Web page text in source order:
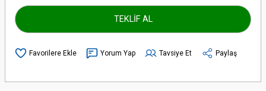
TEKLİF AL
Yorum Yap Tavsiye Et Paylaş